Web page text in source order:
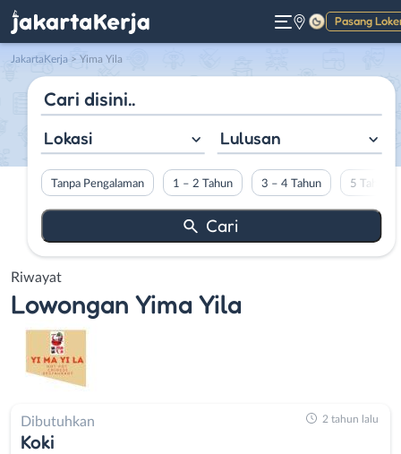
Pasang
Gelap
JakartaKerja > Yima Yila
Lokasi Lulusan
Tanpa Pengalaman 1 – 2 Tahun 3 – 4 Tahun 5 Tahun
Riwayat
Lowongan Yima Yila
Dibutuhkan
Koki
2 tahun lalu